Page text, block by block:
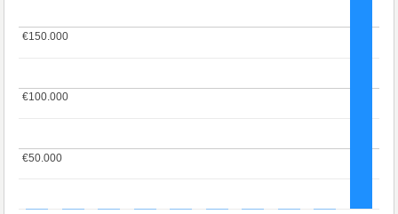
€50.000
€50.000
€100.000
€100.000
€150.000
€150.000